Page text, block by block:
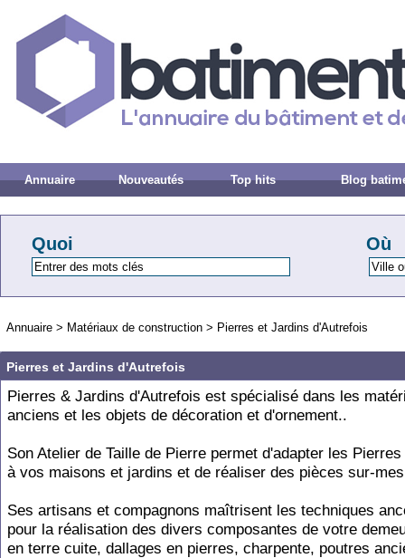
Annuaire Nouveautés Top hits Blog
Quoi Où
Annuaire > Matériaux de construction > Pierres et Jardins d'Autrefois
Pierres et Jardins d'Autrefois
Pierres & Jardins d'Autrefois est spécialisé dans les
anciens et les objets de décoration et d'ornement..
Son Atelier de Taille de Pierre permet d'adapter les
à vos maisons et jardins et de réaliser des pièces sur-
Ses artisans et compagnons maîtrisent les techniques
pour la réalisation des divers composantes de votre
en terre cuite, dallages en pierres, charpente, poutres